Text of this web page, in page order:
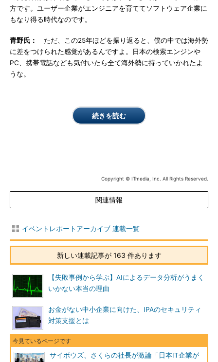
方です。ユーザー企業がエンジニアを育ててソフトウェア企業に
もなり得る時代なのです。
青野氏：
ただ、この25年ほどを振り返ると、僕の中では海外勢
に差をつけられた感覚があるんですよ。日本の検索エンジンや
PC、携帯電話なども気付いたら全て海外勢に持っていかれたよ
うな。
続きを読む
Copyright © ITmedia, Inc. All Rights Reserved.
関連情報
イベントレポートアーカイブ 連載一覧
新しい連載記事が 163 件あります
【失敗事例から学ぶ】AIによるデータ分析がうまく
いかない本当の理由
お金がない中小企業に向けた、IPAのセキュリティ
対策支援とは
サイボウズ、さくらの社長が激論「日本IT企業が